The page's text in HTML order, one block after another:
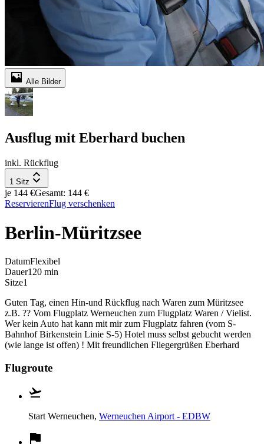
Alle Bilder
Ausflug mit Eberhard buchen
inkl. Rückflug
1 Sitz
je 144 €Gesamt: 144 €
ReservierenFlug verschenken
Berlin-Müritzsee
DatumFlexibel
Dauer120 min
Sitze1
Guten Tag, einen Hin-und Rückflug nach Waren zum Müritzsee
z.B. ?? Vom Flugplatz Werneuchen zum Flugplatz Waren / Vielist.
Wer kein Auto hat kann mit mir zum Flugplatz fahren (vom S-
Bahnhof Birkenstein Linie S-5) Hotel muss selbst gebucht werden
(wie lange ist offen) ! Mit freundlichen Fliegergrüßen Eberhard
Flugroute
Start Werneuchen, Werneuchen Airport - EDBW